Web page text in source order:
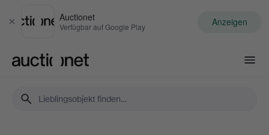
Schließen
Auctionet
Verfügbar auf Google Play Anzeigen